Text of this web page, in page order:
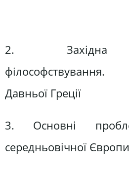
2. Західна
філософствування.
Давньої Греції
3. Основні
середньовічної